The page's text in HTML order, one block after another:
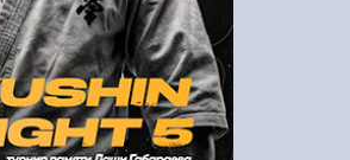
Регистрация